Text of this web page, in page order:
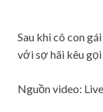
Sau khi cô con
với sợ hãi kêu
Nguồn video: